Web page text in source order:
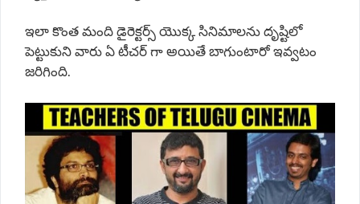
ఇలా కొంత మంది డైరెక్టర్స్ యొక్క సినిమాలను దృష్టిలో
పెట్టుకుని వారు ఏ టీచర్ గా అయితే బాగుంటారో ఇవ్వటం
జరిగింది.